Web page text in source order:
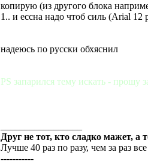
копирую (из другого блока
1.. и ессна надо чтоб силь (Arial 12
надеюсь по русски обхяснил
PS запарился тему искать - прошу
Друг не тот, кто сладко мажет, а
Лучше 40 раз по разу, чем за раз
-----------